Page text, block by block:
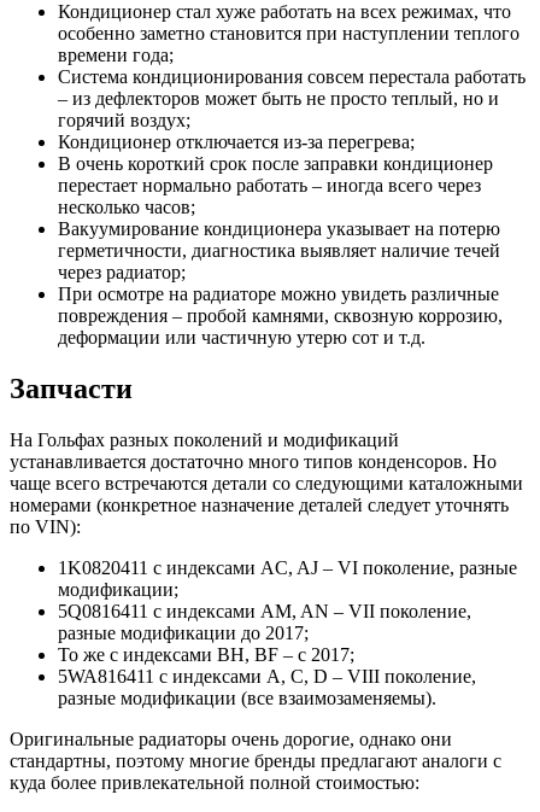
Кондиционер стал хуже работать на всех режимах, что
особенно заметно становится при наступлении теплого
времени года;
Система кондиционирования совсем перестала работать
– из дефлекторов может быть не просто теплый, но и
горячий воздух;
Кондиционер отключается из-за перегрева;
В очень короткий срок после заправки кондиционер
перестает нормально работать – иногда всего через
несколько часов;
Вакуумирование кондиционера указывает на потерю
герметичности, диагностика выявляет наличие течей
через радиатор;
При осмотре на радиаторе можно увидеть различные
повреждения – пробой камнями, сквозную коррозию,
деформации или частичную утерю сот и т.д.
Запчасти
На Гольфах разных поколений и модификаций
устанавливается достаточно много типов конденсоров. Но
чаще всего встречаются детали со следующими каталожными
номерами (конкретное назначение деталей следует уточнять
по VIN):
1K0820411 с индексами AC, AJ – VI поколение, разные
модификации;
5Q0816411 с индексами AM, AN – VII поколение,
разные модификации до 2017;
То же с индексами BH, BF – с 2017;
5WA816411 с индексами A, C, D – VIII поколение,
разные модификации (все взаимозаменяемы).
Оригинальные радиаторы очень дорогие, однако они
стандартны, поэтому многие бренды предлагают аналоги с
куда более привлекательной полной стоимостью: